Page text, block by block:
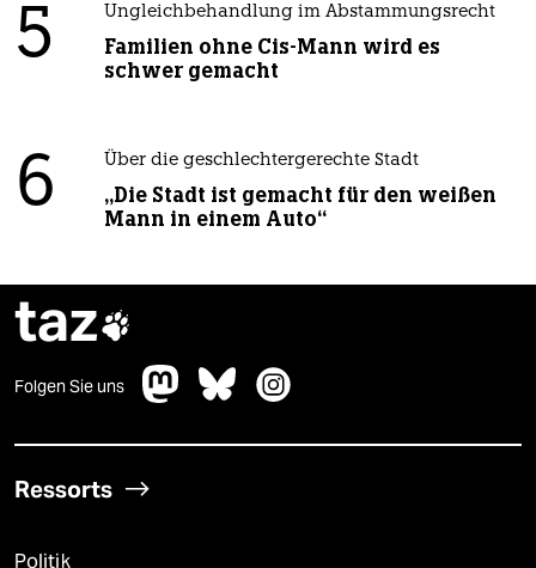
5 Ungleichbehandlung im Abstammungsrecht
Familien ohne Cis-Mann wird es
schwer gemacht
6 Über die geschlechtergerechte Stadt
„Die Stadt ist gemacht für den weißen
Mann in einem Auto“
taz
Folgen Sie uns
Ressorts
Politik